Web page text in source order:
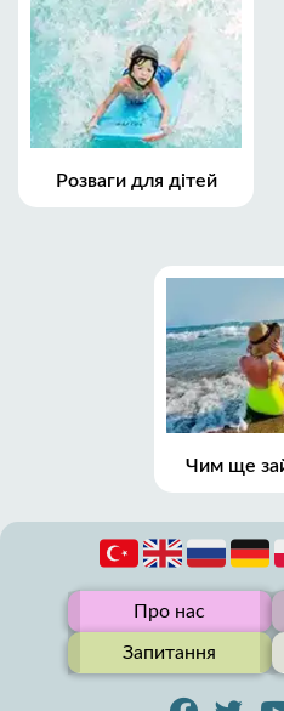
Розваги для дітей
Чим ще
Про нас
Запитання